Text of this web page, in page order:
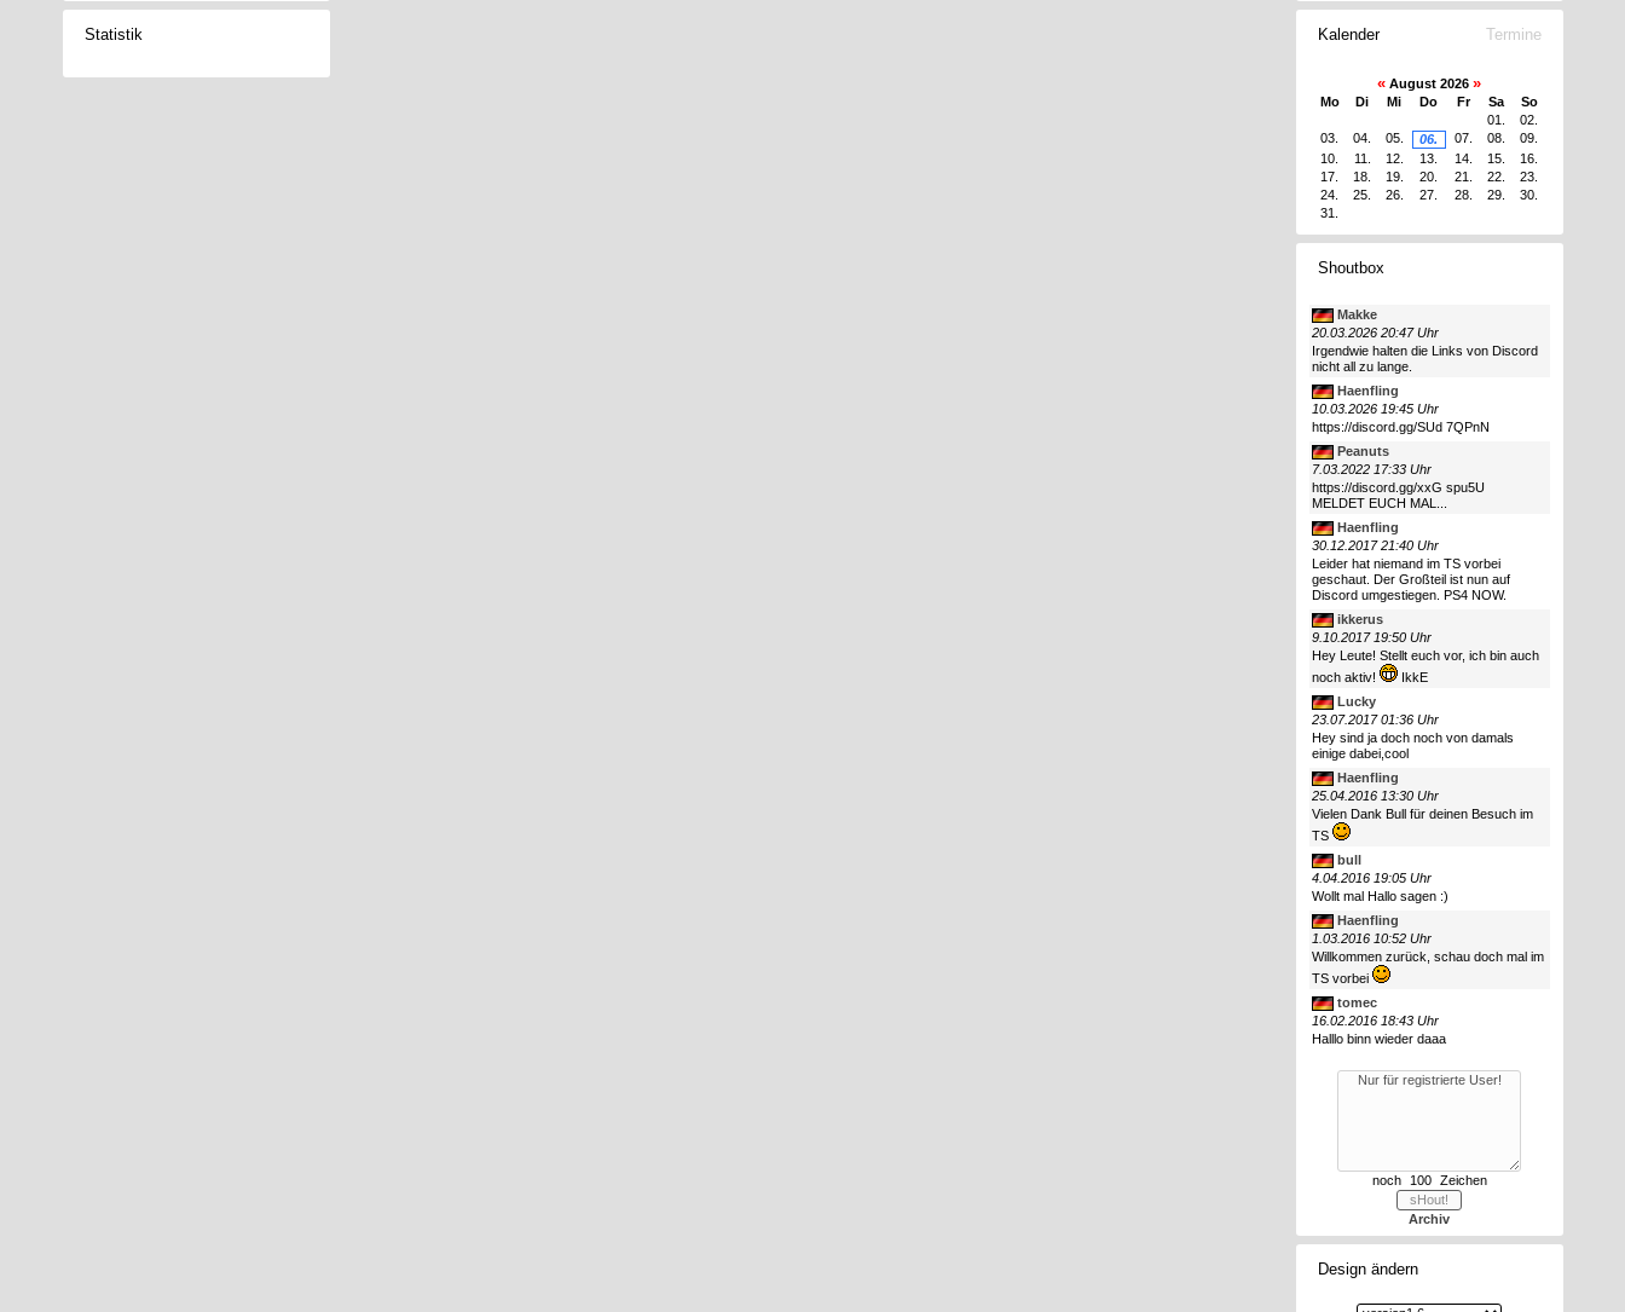
Statistik Kalender Termine
« August 2026 »
Mo Di Mi Do Fr Sa
So
01.
02.
03.
04. 05. 06. 07. 08.
09.
10.
11. 12. 13. 14. 15.
16.
17.
18. 19. 20. 21. 22.
23.
24.
25. 26. 27. 28. 29.
30.
31.
Shoutbox
Makke
20.03.2026 20:47 Uhr
Irgendwie halten die Links von Discord
nicht all zu lange.
Haenfling
10.03.2026 19:45 Uhr
https://discord.gg/SUd 7QPnN
Peanuts
7.03.2022 17:33 Uhr
https://discord.gg/xxG spu5U
MELDET EUCH MAL...
Haenfling
30.12.2017 21:40 Uhr
Leider hat niemand im TS vorbei
geschaut. Der Großteil ist nun auf
Discord umgestiegen. PS4 NOW.
ikkerus
9.10.2017 19:50 Uhr
Hey Leute! Stellt euch vor, ich bin auch
noch aktiv!
IkkE
Lucky
23.07.2017 01:36 Uhr
Hey sind ja doch noch von damals
einige dabei,cool
Haenfling
25.04.2016 13:30 Uhr
Vielen Dank Bull für deinen Besuch im
TS
bull
4.04.2016 19:05 Uhr
Wollt mal Hallo sagen :)
Haenfling
1.03.2016 10:52 Uhr
Willkommen zurück, schau doch mal im
TS vorbei
tomec
16.02.2016 18:43 Uhr
Halllo binn wieder daaa
noch Zeichen
Archiv
Design ändern